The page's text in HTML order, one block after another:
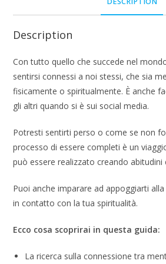
Description
Con tutto quello che succede nel
sentirsi connessi a noi stessi, che sia
fisicamente o spiritualmente. È anche
gli altri quando si è sui social media.
Potresti sentirti perso o come se non
processo di essere completi è un
può essere realizzato creando abitudini
Puoi anche imparare ad appoggiarti
in contatto con la tua spiritualità.
Ecco cosa scoprirai in questa guida:
La ricerca sulla connessione tra